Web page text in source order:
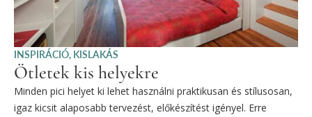
INSPIRÁCIÓ, KISLAKÁS
Ötletek kis helyekre
Minden pici helyet ki lehet használni praktikusan és stílusosan,
igaz kicsit alaposabb tervezést, előkészítést igényel. Erre